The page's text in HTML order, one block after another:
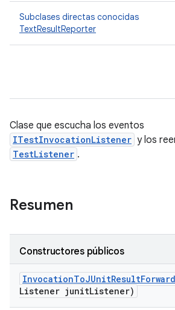
Subclases directas conocidas
TextResultReporter
Clase que escucha los eventos
ITestInvocationListener y los
TestListener .
Resumen
Constructores públicos
InvocationToJUnitResult
Listener junitListener)